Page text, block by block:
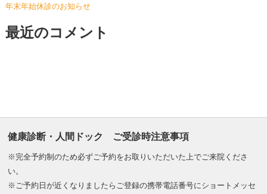
年末年始休診のお知らせ
最近のコメント
健康診断・人間ドック ご受診時注意事項
※完全予約制のため必ずご予約をお取りいただいた上でご来院くださ
い。
※ご予約日が近くなりましたらご登録の携帯電話番号にショートメッセ